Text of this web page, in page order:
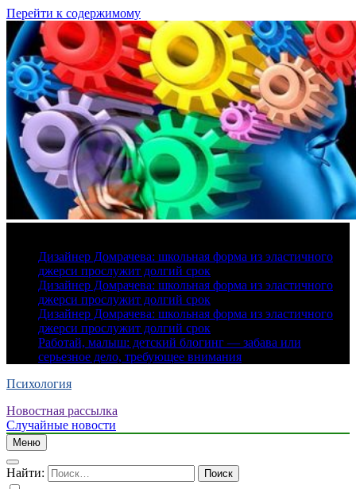
Перейти к содержимому
Дизайнер Домрачева: школьная форма из эластичного
джерси прослужит долгий срок
Дизайнер Домрачева: школьная форма из эластичного
джерси прослужит долгий срок
Дизайнер Домрачева: школьная форма из эластичного
джерси прослужит долгий срок
Работай, малыш: детский блогинг — забава или
серьезное дело, требующее внимания
Психология
Новостная рассылка
Случайные новости
Меню
Найти: